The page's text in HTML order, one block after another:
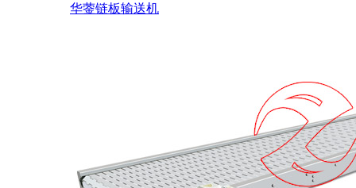
华蓥链板输送机